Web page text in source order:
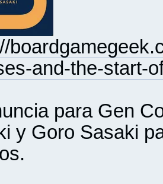
and-the-start-
para Gen
y Goro Sasaki